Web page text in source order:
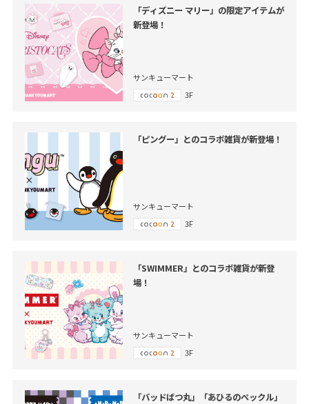
「ディズニー マリー」の限定アイテムが
新登場！
サンキューマート
3F
「ピングー」とのコラボ雑貨が新登場！
サンキューマート
3F
「SWIMMER」とのコラボ雑貨が新登
場！
サンキューマート
3F
「バッドばつ丸」「あひるのペックル」